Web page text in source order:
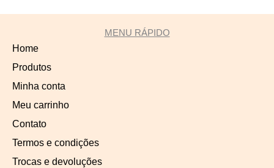
MENU RÁPIDO
Home
Produtos
Minha conta
Meu carrinho
Contato
Termos e condições
Trocas e devoluções